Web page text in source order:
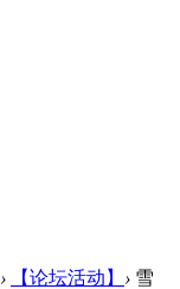
› 【论坛活动】 › 雪